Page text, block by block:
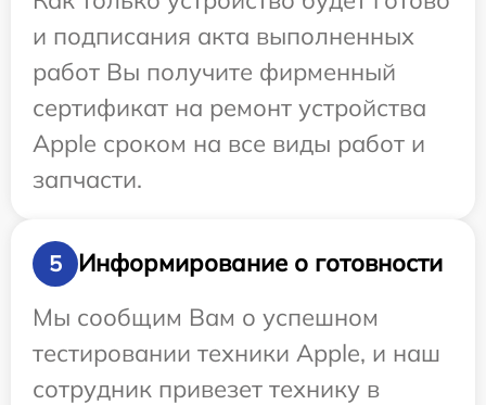
и подписания акта выполненных
работ Вы получите фирменный
сертификат на ремонт устройства
Apple сроком на все виды работ и
запчасти.
5
Информирование о готовности
Мы сообщим Вам о успешном
тестировании техники Apple, и наш
сотрудник привезет технику в